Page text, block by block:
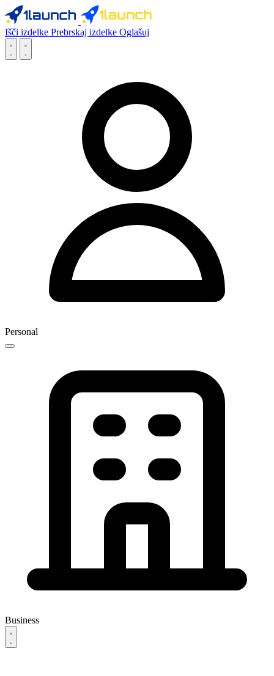
Išči izdelke Prebrskaj izdelke Oglašuj
Personal
Business